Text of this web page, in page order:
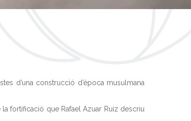
d’una construcció d’època musulmana
fortificació que Rafael Azuar Ruiz descriu